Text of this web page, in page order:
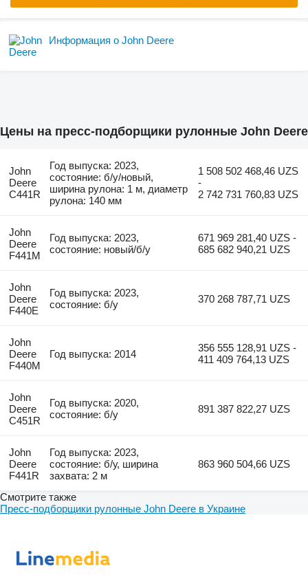
Информация о John Deere
Цены на пресс-подборщики рулонные John Deere
John
Deere
C441R
Год выпуска: 2023,
состояние: б/у/новый,
ширина рулона: 1 м, диаметр
рулона: 140 мм
1 508 502 468,46 UZS
-
2 742 731 760,83 UZS
John
Deere
F441M
Год выпуска: 2023,
состояние: новый/б/у
671 969 281,40 UZS -
685 682 940,21 UZS
John
Deere
F440E
Год выпуска: 2023,
состояние: б/у
370 268 787,71 UZS
John
Deere
F440M
Год выпуска: 2014
356 555 128,91 UZS -
411 409 764,13 UZS
John
Deere
C451R
Год выпуска: 2020,
состояние: б/у
891 387 822,27 UZS
John
Deere
F441R
Год выпуска: 2023,
состояние: б/у, ширина
захвата: 2 м
863 960 504,66 UZS
Смотрите также
Пресс-подборщики рулонные John Deere в Украине